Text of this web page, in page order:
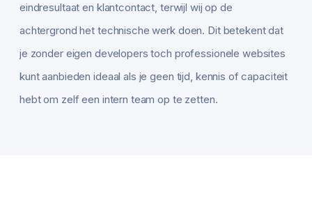
eindresultaat en klantcontact, terwijl wij op de
achtergrond het technische werk doen. Dit betekent dat
je zonder eigen developers toch professionele websites
kunt aanbieden ideaal als je geen tijd, kennis of capaciteit
hebt om zelf een intern team op te zetten.